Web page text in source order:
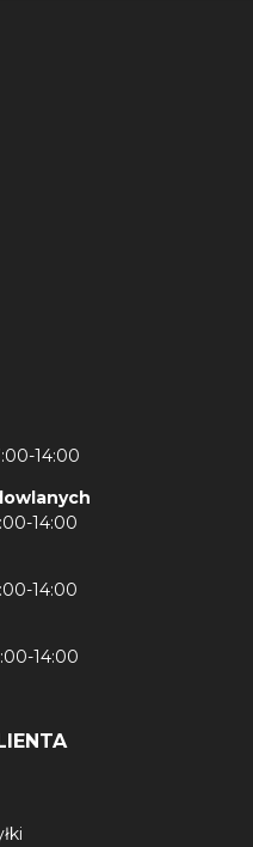
14:00
14:00
14:00
14:00